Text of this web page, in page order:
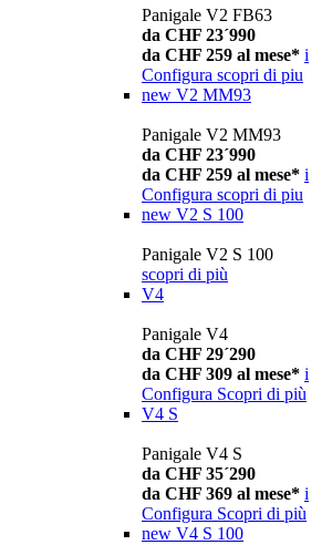
Panigale V2 FB63
da CHF 23´990
da CHF 259 al mese* i
Configura scopri di piu
new V2 MM93
Panigale V2 MM93
da CHF 23´990
da CHF 259 al mese* i
Configura scopri di piu
new V2 S 100
Panigale V2 S 100
scopri di più
V4
Panigale V4
da CHF 29´290
da CHF 309 al mese* i
Configura Scopri di più
V4 S
Panigale V4 S
da CHF 35´290
da CHF 369 al mese* i
Configura Scopri di più
new V4 S 100